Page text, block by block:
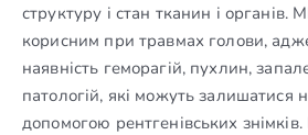
структуру і стан тканин і органів.
корисним при травмах голови,
наявність геморагій, пухлин,
патологій, які можуть залишатися
допомогою рентгенівських